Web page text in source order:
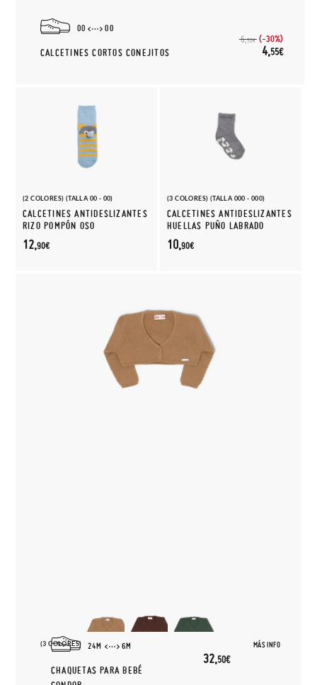
00 00
CALCETINES CORTOS CONEJITOS
6,50€ (-30%)
4,55€
(2 COLORES) (TALLA 00 - 00)
CALCETINES ANTIDESLIZANTES
RIZO POMPÓN OSO
12,90€
(3 COLORES) (TALLA 000 - 000)
CALCETINES ANTIDESLIZANTES
HUELLAS PUÑO LABRADO
10,90€
(3 COLORES) MÁS INFO
24M 6M
CHAQUETAS PARA BEBÉ
32,50€